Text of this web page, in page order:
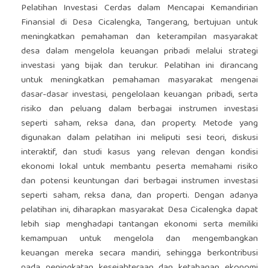
Pelatihan Investasi Cerdas dalam Mencapai Kemandirian
Finansial di Desa Cicalengka, Tangerang, bertujuan untuk
meningkatkan pemahaman dan keterampilan masyarakat
desa dalam mengelola keuangan pribadi melalui strategi
investasi yang bijak dan terukur. Pelatihan ini dirancang
untuk meningkatkan pemahaman masyarakat mengenai
dasar-dasar investasi, pengelolaan keuangan pribadi, serta
risiko dan peluang dalam berbagai instrumen investasi
seperti saham, reksa dana, dan property. Metode yang
digunakan dalam pelatihan ini meliputi sesi teori, diskusi
interaktif, dan studi kasus yang relevan dengan kondisi
ekonomi lokal untuk membantu peserta memahami risiko
dan potensi keuntungan dari berbagai instrumen investasi
seperti saham, reksa dana, dan properti. Dengan adanya
pelatihan ini, diharapkan masyarakat Desa Cicalengka dapat
lebih siap menghadapi tantangan ekonomi serta memiliki
kemampuan untuk mengelola dan mengembangkan
keuangan mereka secara mandiri, sehingga berkontribusi